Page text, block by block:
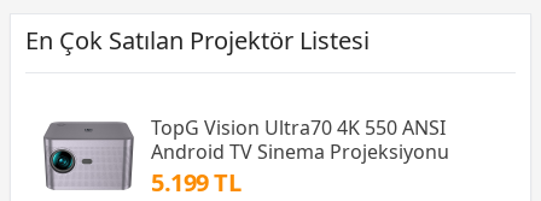
En Çok Satılan Projektör Listesi
TopG Vision Ultra70 4K 550 ANSI
Android TV Sinema Projeksiyonu
5.199 TL